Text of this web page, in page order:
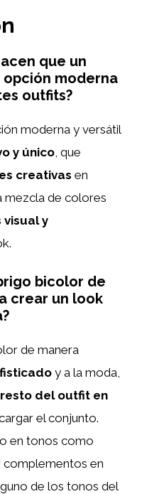
que un
moderna
outfits?
moderna y versátil
y único, que
creativas en
mezcla de colores
visual y
bicolor de
crear un look
de manera
y a la moda,
del outfit en
el conjunto.
en tonos como
complementos en
de los tonos del